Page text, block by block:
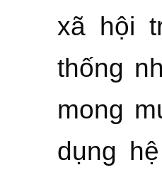
xã hội
thống
mong
dụng